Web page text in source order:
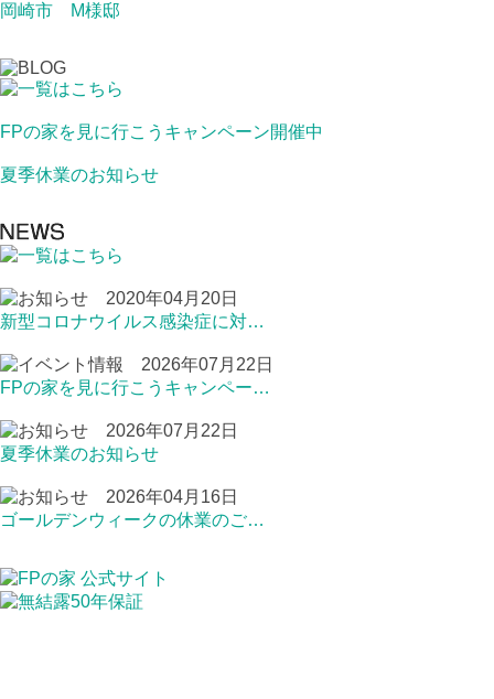
岡崎市 M様邸
FPの家を見に行こうキャンペーン開催中
夏季休業のお知らせ
2020年04月20日
新型コロナウイルス感染症に対…
2026年07月22日
FPの家を見に行こうキャンペー…
2026年07月22日
夏季休業のお知らせ
2026年04月16日
ゴールデンウィークの休業のご…